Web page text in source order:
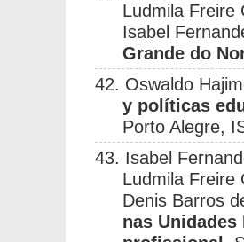
Ludmila Freire
Isabel
Grande do
42. Oswaldo
y políticas
Porto Alegre,
43. Isabel
Ludmila Freire
Denis Barros
nas